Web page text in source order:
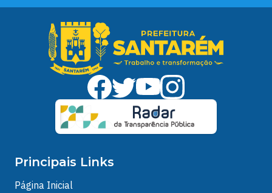
Principais Links
Página Inicial